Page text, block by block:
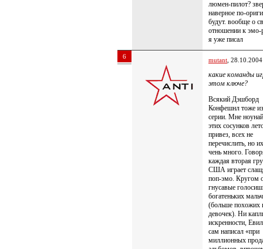
люмен-пилот?
наверное по-
будут. вообще о
отношении к эмо-
я уже писал
6 mutant ,
какие команды
этом ключе?
Всякий Дэшборд
Конфешнл тоже
серии. Мне
этих сосунков
привез, всех не
перечислить, но
чень много.
каждая вторая
США играет
поп-эмо. Кругом
гнусавые
богатеньких
(больше похожих
девочек). Ни
искренности,
сам написал «при
миллионных